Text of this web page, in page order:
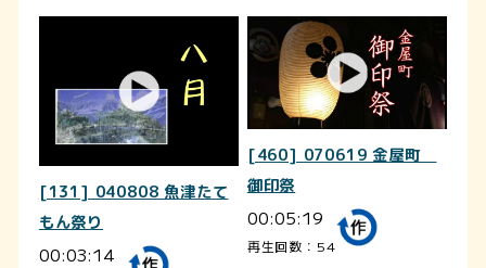
[131] 040808 魚津たて
もん祭り
00:03:14
[460] 070619 金屋町
御印祭
00:05:19
再生回数：54